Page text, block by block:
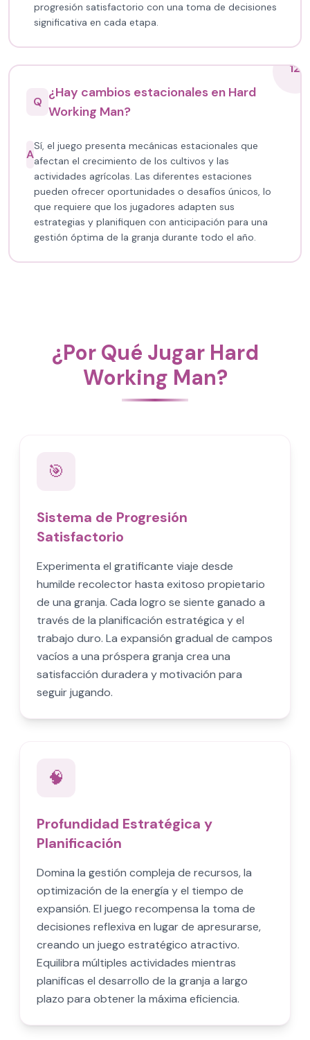
progresión satisfactorio con una toma de decisiones
significativa en cada etapa.
12
Q
¿Hay cambios estacionales en Hard
Working Man?
A
Sí, el juego presenta mecánicas estacionales que
afectan el crecimiento de los cultivos y las
actividades agrícolas. Las diferentes estaciones
pueden ofrecer oportunidades o desafíos únicos, lo
que requiere que los jugadores adapten sus
estrategias y planifiquen con anticipación para una
gestión óptima de la granja durante todo el año.
¿Por Qué Jugar Hard
Working Man?
🎯
Sistema de Progresión
Satisfactorio
Experimenta el gratificante viaje desde
humilde recolector hasta exitoso propietario
de una granja. Cada logro se siente ganado a
través de la planificación estratégica y el
trabajo duro. La expansión gradual de campos
vacíos a una próspera granja crea una
satisfacción duradera y motivación para
seguir jugando.
🧠
Profundidad Estratégica y
Planificación
Domina la gestión compleja de recursos, la
optimización de la energía y el tiempo de
expansión. El juego recompensa la toma de
decisiones reflexiva en lugar de apresurarse,
creando un juego estratégico atractivo.
Equilibra múltiples actividades mientras
planificas el desarrollo de la granja a largo
plazo para obtener la máxima eficiencia.